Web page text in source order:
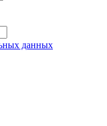
данных